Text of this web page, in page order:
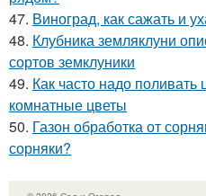
47. Виноград, как сажать и
48. Клубника земляклуни
сортов земклуники
49. Как часто надо поливать
комнатные цветы
50. Газон обработка от
сорняки?